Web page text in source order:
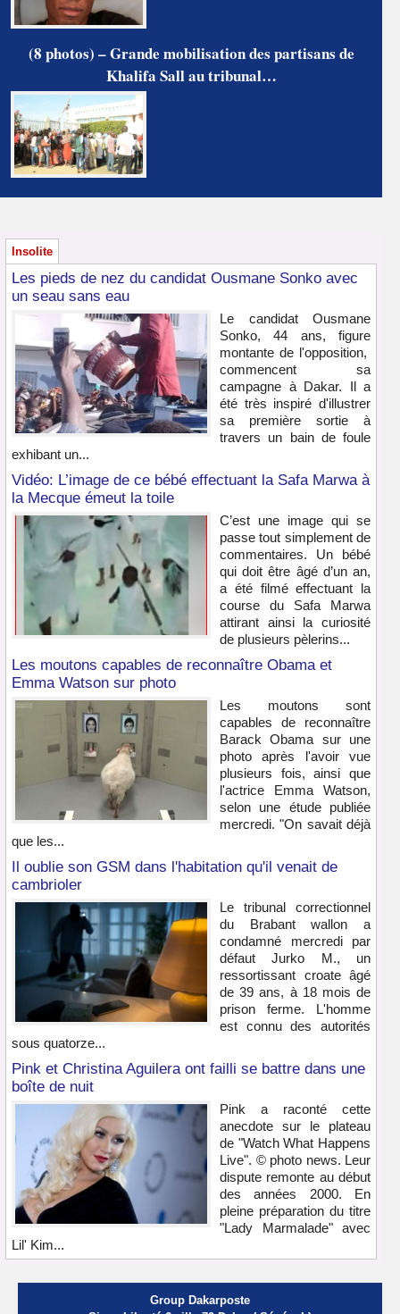
(8 photos) – Grande mobilisation des partisans de
Khalifa Sall au tribunal…
Insolite
Les pieds de nez du candidat Ousmane Sonko avec
un seau sans eau
Le candidat Ousmane
Sonko, 44 ans, figure
montante de l'opposition,
commencent sa
campagne à Dakar. Il a
été très inspiré d'illustrer
sa première sortie à
travers un bain de foule
exhibant un...
Vidéo: L’image de ce bébé effectuant la Safa Marwa à
la Mecque émeut la toile
C’est une image qui se
passe tout simplement de
commentaires. Un bébé
qui doit être âgé d’un an,
a été filmé effectuant la
course du Safa Marwa
attirant ainsi la curiosité
de plusieurs pèlerins...
Les moutons capables de reconnaître Obama et
Emma Watson sur photo
Les moutons sont
capables de reconnaître
Barack Obama sur une
photo après l'avoir vue
plusieurs fois, ainsi que
l'actrice Emma Watson,
selon une étude publiée
mercredi. "On savait déjà
que les...
Il oublie son GSM dans l'habitation qu'il venait de
cambrioler
Le tribunal correctionnel
du Brabant wallon a
condamné mercredi par
défaut Jurko M., un
ressortissant croate âgé
de 39 ans, à 18 mois de
prison ferme. L'homme
est connu des autorités
sous quatorze...
Pink et Christina Aguilera ont failli se battre dans une
boîte de nuit
Pink a raconté cette
anecdote sur le plateau
de "Watch What Happens
Live". © photo news. Leur
dispute remonte au début
des années 2000. En
pleine préparation du titre
"Lady Marmalade" avec
Lil' Kim...
Group Dakarposte